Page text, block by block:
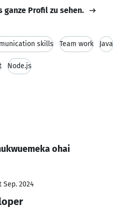
ganze Profil zu sehen.
skills Team work Java
Node.js
ohai
Sep. 2024